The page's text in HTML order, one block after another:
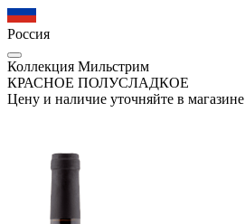
Россия
Коллекция Мильстрим
КРАСНОЕ ПОЛУСЛАДКОЕ
Цену и наличие уточняйте в магазине